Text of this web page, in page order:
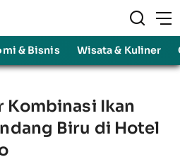
& Bisnis Wisata & Kuliner
Ikan
Biru di Hotel